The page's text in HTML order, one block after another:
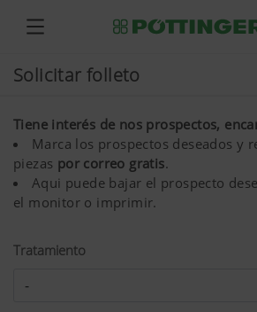
Solicitar folleto
Tiene interés de nos prospectos,
Marca los prospectos deseados y
piezas por correo gratis.
Aqui puede bajar el prospecto
el monitor o imprimir.
Tratamiento